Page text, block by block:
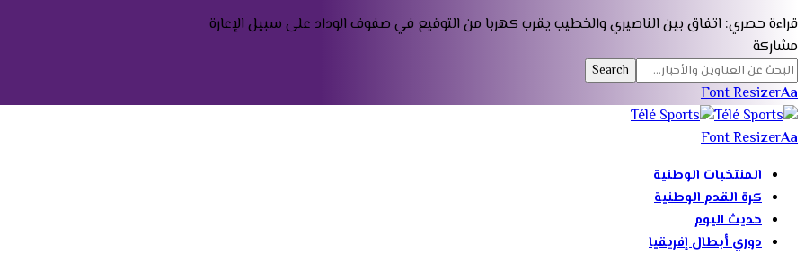
قراءةحصري: اتفاق بين الناصيري والخطيب يقرب كهربا من التوقيع في صفوف الوداد على سبيل الإعارة
مشاركة
Font ResizerAa
Font ResizerAa
المنتخبات الوطنية
كرة القدم الوطنية
حديث اليوم
دوري أبطال إفريقيا